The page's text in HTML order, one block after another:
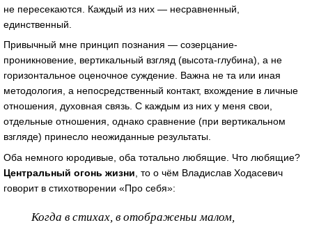
не пересекаются. Каждый из них — несравненный,
единственный.
Привычный мне принцип познания — созерцание-
проникновение, вертикальный взгляд (высота-глубина), а не
горизонтальное оценочное суждение. Важна не та или иная
методология, а непосредственный контакт, вхождение в личные
отношения, духовная связь. С каждым из них у меня свои,
отдельные отношения, однако сравнение (при вертикальном
взгляде) принесло неожиданные результаты.
Оба немного юродивые, оба тотально любящие. Что любящие?
Центральный огонь жизни , то о чём Владислав Ходасевич
говорит в стихотворении «Про себя»:
Когда в стихах, в отображеньи малом,